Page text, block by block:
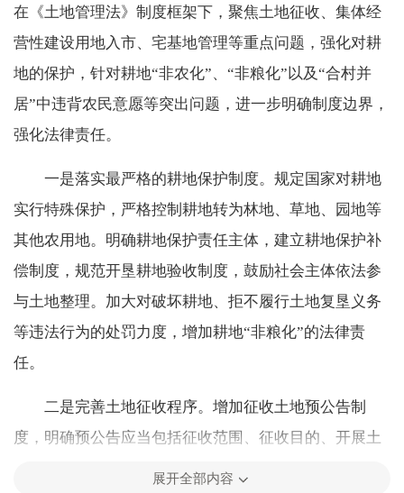
在《土地管理法》制度框架下，聚焦土地征收、集体经
营性建设用地入市、宅基地管理等重点问题，强化对耕
地的保护，针对耕地“非农化”、“非粮化”以及“合村并
居”中违背农民意愿等突出问题，进一步明确制度边界，
强化法律责任。
一是落实最严格的耕地保护制度。规定国家对耕地
实行特殊保护，严格控制耕地转为林地、草地、园地等
其他农用地。明确耕地保护责任主体，建立耕地保护补
偿制度，规范开垦耕地验收制度，鼓励社会主体依法参
与土地整理。加大对破坏耕地、拒不履行土地复垦义务
等违法行为的处罚力度，增加耕地“非粮化”的法律责
任。
二是完善土地征收程序。增加征收土地预公告制
度，明确预公告应当包括征收范围、征收目的、开展土
地现状调查的安排等内容。要求县级以上地方人民政府
展开全部内容